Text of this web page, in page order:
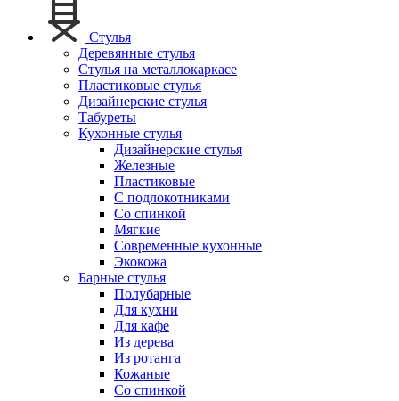
Стулья
Деревянные стулья
Стулья на металлокаркасе
Пластиковые стулья
Дизайнерские стулья
Табуреты
Кухонные стулья
Дизайнерские стулья
Железные
Пластиковые
С подлокотниками
Со спинкой
Мягкие
Современные кухонные
Экокожа
Барные стулья
Полубарные
Для кухни
Для кафе
Из дерева
Из ротанга
Кожаные
Со спинкой